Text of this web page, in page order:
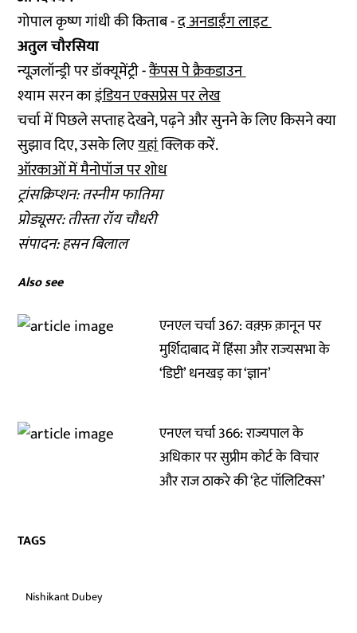
गोपाल कृष्ण गांधी की किताब -द अनडाईंग लाइट
अतुल चौरसिया
न्यूज़लॉन्ड्री पर डॉक्यूमेंट्री -कैंपस पे क्रैकडाउन
श्याम सरन काइंडियन एक्सप्रेस पर लेख
चर्चा में पिछले सप्ताह देखने, पढ़ने और सुनने के लिए किसने क्या
सुझाव दिए, उसके लिएयहांक्लिक करें.
ऑरकाओं में मैनोपॉज पर शोध
ट्रांसक्रिप्शन: तस्नीम फातिमा
प्रोड्यूसर: तीस्ता रॉय चौधरी
संपादन: हसन बिलाल
Also see
एनएल चर्चा 367: वक़्फ़ क़ानून पर
मुर्शिदाबाद में हिंसा और राज्यसभा के
‘डिप्टी’ धनखड़ का ‘ज्ञान’
एनएल चर्चा 366: राज्यपाल के
अधिकार पर सुप्रीम कोर्ट के विचार
और राज ठाकरे की ‘हेट पॉलिटिक्स’
TAGS
Nishikant Dubey